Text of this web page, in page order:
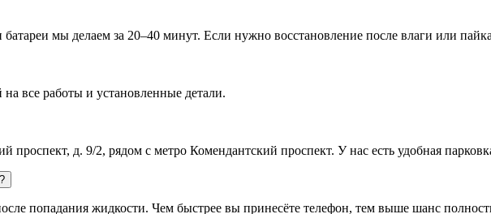
мы делаем за 20–40 минут. Если нужно восстановление после влаги или
все работы и установленные детали.
проспект, д. 9/2, рядом с метро Комендантский проспект. У нас есть удобная
попадания жидкости. Чем быстрее вы принесёте телефон, тем выше шанс